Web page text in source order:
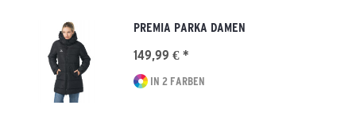
PREMIA PARKA DAMEN
149,99 € *
IN 2 FARBEN